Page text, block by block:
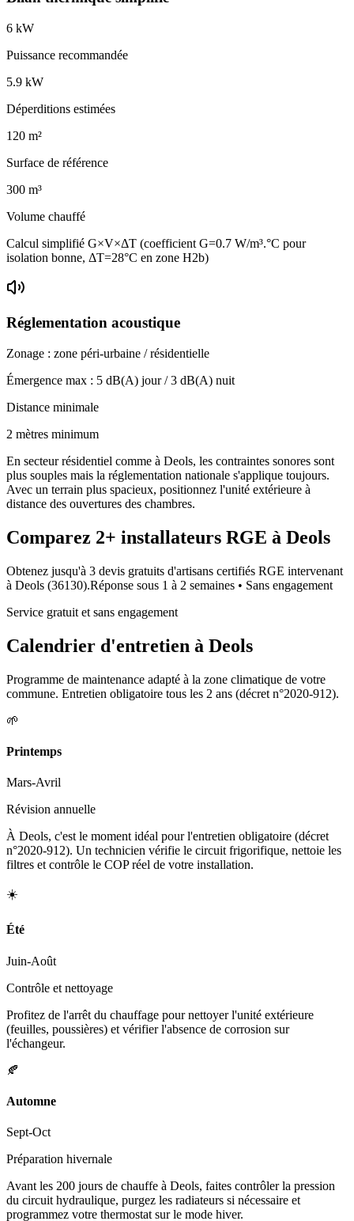
6 kW
Puissance recommandée
5.9 kW
Déperditions estimées
120 m²
Surface de référence
300 m³
Volume chauffé
Calcul simplifié G×V×ΔT (coefficient G=0.7 W/m³.°C pour
isolation bonne, ΔT=28°C en zone H2b)
Réglementation acoustique
Zonage : zone péri-urbaine / résidentielle
Émergence max : 5 dB(A) jour /3 dB(A) nuit
Distance minimale
2 mètres minimum
En secteur résidentiel comme à Deols, les contraintes sonores sont
plus souples mais la réglementation nationale s'applique toujours.
Avec un terrain plus spacieux, positionnez l'unité extérieure à
distance des ouvertures des chambres.
Comparez 2+ installateurs RGE à Deols
Obtenez jusqu'à 3 devis gratuits d'artisans certifiés RGE intervenant
à Deols (36130).Réponse sous 1 à 2 semaines • Sans engagement
Service gratuit et sans engagement
Calendrier d'entretien à Deols
Programme de maintenance adapté à la zone climatique de votre
commune. Entretien obligatoire tous les 2 ans (décret n°2020-912).
🌱
Printemps
Mars-Avril
Révision annuelle
À Deols, c'est le moment idéal pour l'entretien obligatoire (décret
n°2020-912). Un technicien vérifie le circuit frigorifique, nettoie les
filtres et contrôle le COP réel de votre installation.
☀️
Été
Juin-Août
Contrôle et nettoyage
Profitez de l'arrêt du chauffage pour nettoyer l'unité extérieure
(feuilles, poussières) et vérifier l'absence de corrosion sur
l'échangeur.
🍂
Automne
Sept-Oct
Préparation hivernale
Avant les 200 jours de chauffe à Deols, faites contrôler la pression
du circuit hydraulique, purgez les radiateurs si nécessaire et
programmez votre thermostat sur le mode hiver.